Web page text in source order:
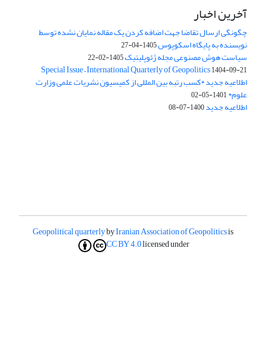
آخرین اخبار
چگونگی ارسال تقاضا جهت اضافه کردن یک مقاله نمایان نشده توسط
نویسنده به پایگاه اسکوپوس1405-04-27
سیاست هوش مصنوعی مجله ژئوپلیتیک1405-02-22
Special Issue – International Quarterly of Geopolitics1404-09-21
اطلاعیه جدید *کسب رتبه بین المللی از کمیسیون نشریات علمی وزارت
علوم*1401-05-02
اطلاعیه جدید1400-07-08
Geopolitical quarterlybyIranian Association of Geopoliticsis
licensed under
CC BY 4.0